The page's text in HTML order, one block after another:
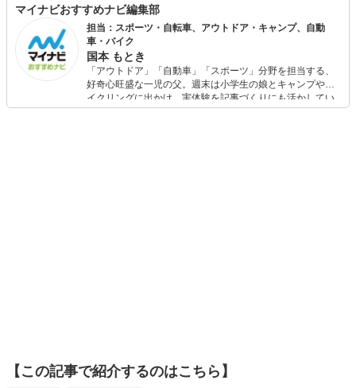
ぎてから始めたゴルフにハマり、ゴルフライターとしてデ
ビューしはや5年。ついに自身のラジオ番組まで持つように
なった。 趣味はゴルフに釣り、カメラマンとして撮影を行
ったり、コスメコンシェルジュとしてモデルへのメイクも
手掛ける。
マイナビおすすめナビ編集部
担当：スポーツ・自転車、アウトドア・キャンプ、自動
車・バイク
国本 もとき
「アウトドア」「自動車」「スポーツ」分野を担当する、
好奇心旺盛な一児の父。週末は小学生の娘とキャンプやサ
イクリングに出かけ、実体験を記事づくりにも活かしてい
ます。読者の「知りたい」を分かりやすく届けることをモ
【この記事で紹介するのはこちら】